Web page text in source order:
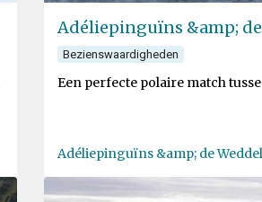
Adéliepinguïns &amp;
Bezienswaardigheden
Een perfecte polaire match
Adéliepinguïns &amp; de